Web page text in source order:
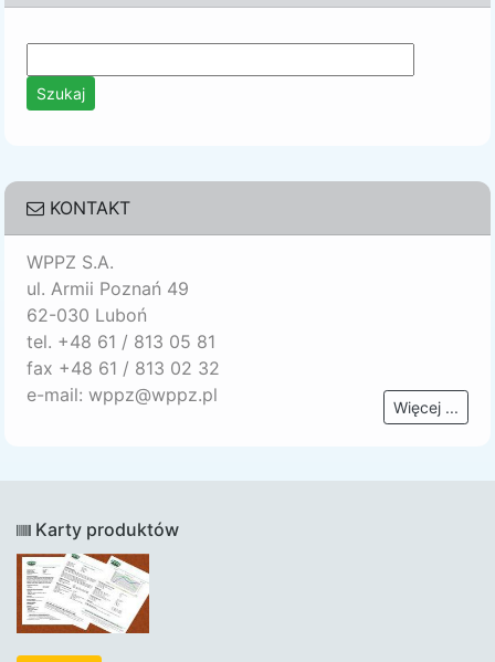
KONTAKT
WPPZ S.A.
ul. Armii Poznań 49
62-030 Luboń
tel. +48 61 / 813 05 81
fax +48 61 / 813 02 32
e-mail: wppz@wppz.pl
Więcej ...
Karty produktów